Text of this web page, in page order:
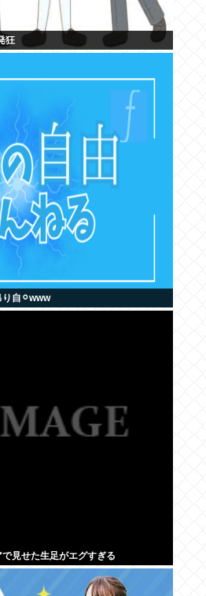
狂
り自⚪︎www
で見せた生足がエグすぎる